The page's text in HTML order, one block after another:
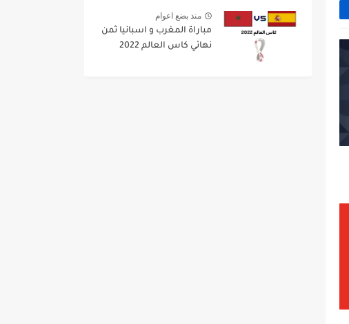
منذ بضع اعوام
مباراة المغرب و اسبانيا ثمن
نهائي كاس العالم 2022